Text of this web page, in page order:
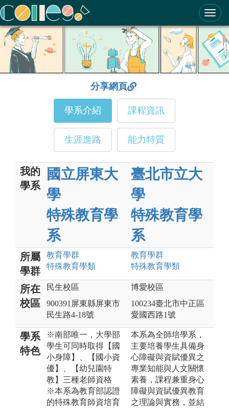
ColleGo! 大學選才與高中育才輔助系統
分享網頁
學系介紹 課程資訊
生涯進路 能力特質
我的
學系
國立屏東大
學
特殊教育學
系
臺北市立大
學
特殊教育學
系
所屬
學群
教育學群
特殊教育學類
教育學群
特殊教育學類
所在
校區
民生校區
900391屏東縣屏東市
民生路4-18號
博愛校區
100234臺北市中正區
愛國西路1號
學系
特色
※南部唯一，大學部
學生可同時取得【國
小身障】、【國小資
優】、【幼兒園特
教】三種老師資格
※本系為教育部認證
的特殊教育師資培育
本系為全師培學系，
主要培養學生具備身
心障礙與資賦優異之
專業知能與人文關懷
素養，課程兼重身心
障礙與資賦優異教育
之理論與實務，並結